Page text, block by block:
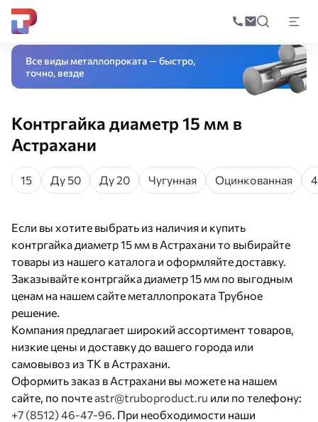
по
Главная Контргайка диаметр 15 мм
Все виды металлопроката — быстро,
точно, везде
Контргайка диаметр 15 мм в
Астрахани
15 Ду 50 Ду 20 Чугунная Оцинкованная
Если вы хотите выбрать из наличия и купить
контргайка диаметр 15 мм в Астрахани то выбирайте
товары из нашего каталога и оформляйте доставку.
Заказывайте контргайка диаметр 15 мм по выгодным
ценам на нашем сайте металлопроката Трубное
решение.
Компания предлагает широкий ассортимент товаров,
низкие цены и доставку до вашего города или
самовывоз из ТК в Астрахани.
Оформить заказ в Астрахани вы можете на нашем
сайте, по почте astr@truboproduct.ru или по телефону:
+7 (8512) 46-47-96. При необходимости наши